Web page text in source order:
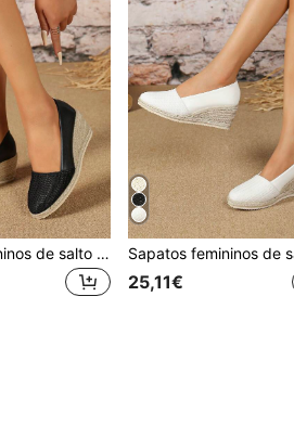
Sapatos femininos de salto cunha 2025, biqueira redonda versátil em palha entrançada com decote baixo, estilo europeu e americano, sapatos de salto alto com forro em pele sintética e material de linho, estilo casual moderno e confortável para férias, slip-on, adequados para todas as estações
25,11€